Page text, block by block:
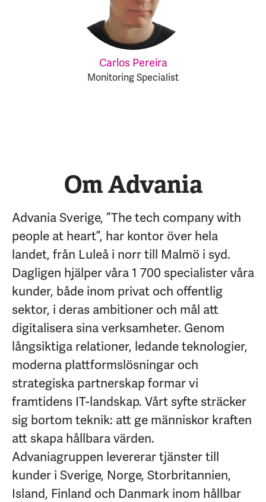
Carlos Pereira
Monitoring Specialist
Om Advania
Advania Sverige, ”The tech company with
people at heart”, har kontor över hela
landet, från Luleå i norr till Malmö i syd.
Dagligen hjälper våra 1 700 specialister våra
kunder, både inom privat och offentlig
sektor, i deras ambitioner och mål att
digitalisera sina verksamheter. Genom
långsiktiga relationer, ledande teknologier,
moderna plattformslösningar och
strategiska partnerskap formar vi
framtidens IT-landskap. Vårt syfte sträcker
sig bortom teknik: att ge människor kraften
att skapa hållbara värden.
Advaniagruppen levererar tjänster till
kunder i Sverige, Norge, Storbritannien,
Island, Finland och Danmark inom hållbar